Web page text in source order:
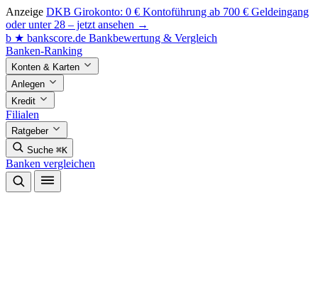
Anzeige DKB Girokonto: 0 € Kontoführung ab 700 € Geldeingang
oder unter 28 – jetzt ansehen →
b ★ bankscore.de Bankbewertung & Vergleich
Banken-Ranking
Konten & Karten
Anlegen
Kredit
Filialen
Ratgeber
Suche ⌘K
Banken vergleichen